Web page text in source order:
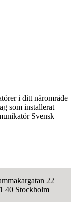
i ditt närområde
som installerat
Svensk
22
40 Stockholm